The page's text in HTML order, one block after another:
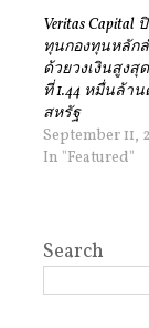
Veritas Capital
ทุนกองทุนหลัก
ด้วยวงเงินสูงสุ
ที่ 1.44 หมื่นล้า
สหรัฐ
September 11,
In "Featured"
Search